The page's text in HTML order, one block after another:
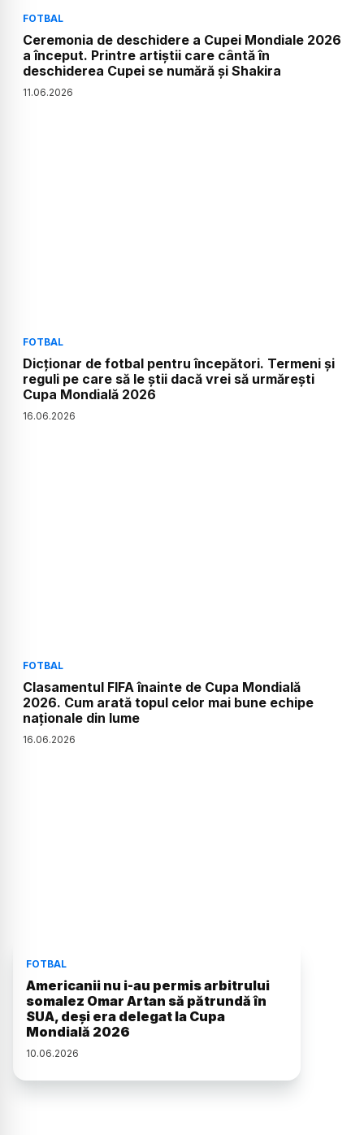
FOTBAL
Ceremonia de deschidere a Cupei Mondiale 2026
a început. Printre artiștii care cântă în
deschiderea Cupei se numără și Shakira
11.06.2026
FOTBAL
Dicționar de fotbal pentru începători. Termeni și
reguli pe care să le știi dacă vrei să urmărești
Cupa Mondială 2026
16.06.2026
FOTBAL
Clasamentul FIFA înainte de Cupa Mondială
2026. Cum arată topul celor mai bune echipe
naționale din lume
16.06.2026
FOTBAL
Americanii nu i-au permis arbitrului
somalez Omar Artan să pătrundă în
SUA, deși era delegat la Cupa
Mondială 2026
10.06.2026